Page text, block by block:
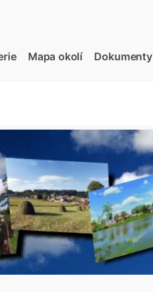
Mapa okolí Dokumenty